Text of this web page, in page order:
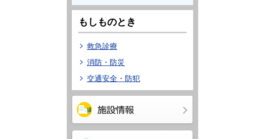
もしものとき
救急診療
消防・防災
交通安全・防犯